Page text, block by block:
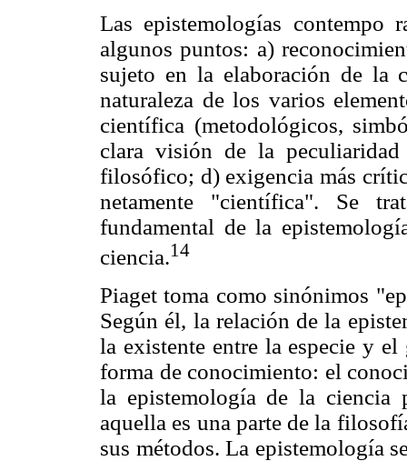
Las epistemologías contempo
algunos puntos: a)
sujeto en la elaboración de la
naturaleza de los varios
científica (metodológicos,
clara visión de la
filosófico; d) exigencia más
netamente "científica". Se
fundamental de la
ciencia.14
Piaget toma como sinónimos
Según él, la relación de la
la existente entre la especie y
forma de conocimiento: el
la epistemología de la ciencia
aquella es una parte de la
sus métodos. La epistemología